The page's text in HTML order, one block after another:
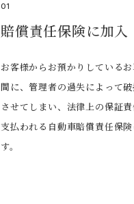
01
賠償責任保険に加入
お客様からお預かりしている
間に、管理者の過失によって
させてしまい、法律上の保証
支払われる自動車賠償責任保
す。